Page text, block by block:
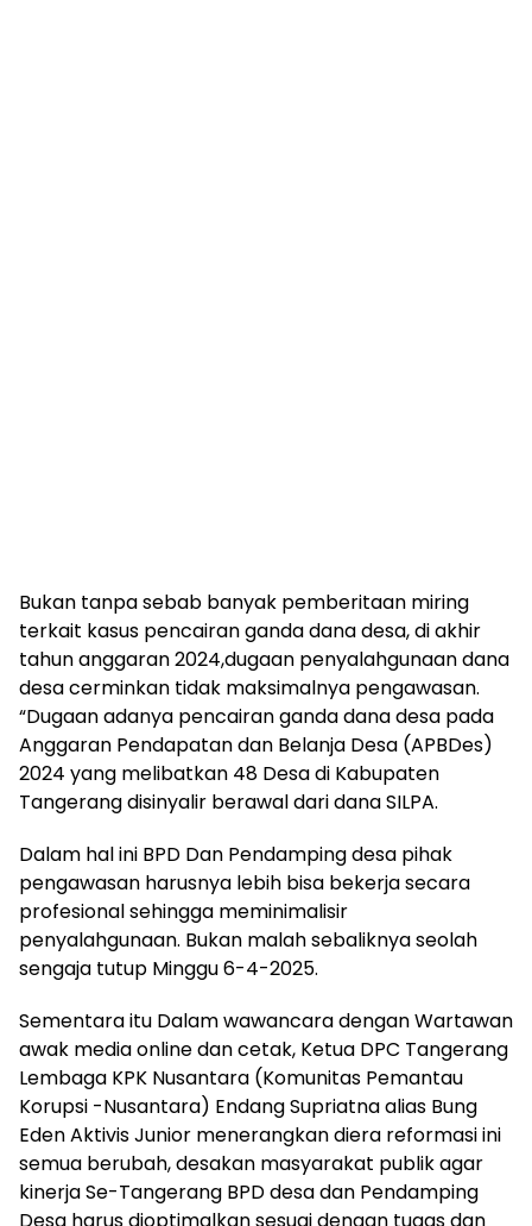
Bukan tanpa sebab banyak pemberitaan miring
terkait kasus pencairan ganda dana desa, di akhir
tahun anggaran 2024,dugaan penyalahgunaan dana
desa cerminkan tidak maksimalnya pengawasan.
“Dugaan adanya pencairan ganda dana desa pada
Anggaran Pendapatan dan Belanja Desa (APBDes)
2024 yang melibatkan 48 Desa di Kabupaten
Tangerang disinyalir berawal dari dana SILPA.
Dalam hal ini BPD Dan Pendamping desa pihak
pengawasan harusnya lebih bisa bekerja secara
profesional sehingga meminimalisir
penyalahgunaan. Bukan malah sebaliknya seolah
sengaja tutup Minggu 6-4-2025.
Sementara itu Dalam wawancara dengan Wartawan
awak media online dan cetak, Ketua DPC Tangerang
Lembaga KPK Nusantara (Komunitas Pemantau
Korupsi -Nusantara) Endang Supriatna alias Bung
Eden Aktivis Junior menerangkan diera reformasi ini
semua berubah, desakan masyarakat publik agar
kinerja Se-Tangerang BPD desa dan Pendamping